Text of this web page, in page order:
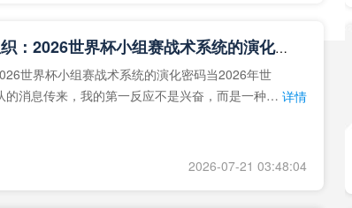
**从熵增到自组织：2026世界杯小组赛战术系统的演化密码**
世界杯小组赛战术系统的演化密码当2026年世
的消息传来，我的第一反应不是兴奋，而是一种深 详情
2026-07-21 03:48:04